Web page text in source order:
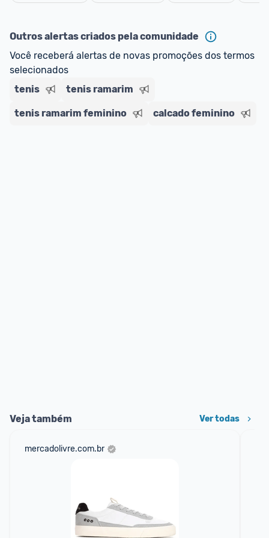
E lembre-se: você sempre pode contar ajuda da
comunidade para tirar dúvidas ou acionar os
nossos Admins marcando
comentário ou através do Fale com o Promobit.
Outros alertas criados pela comunidade
Você receberá alertas de novas promoções dos termos
selecionados
tenis
tenis ramarim
tenis ramarim feminino calcado feminino
Veja também Ver todas
mercadolivre.com.br